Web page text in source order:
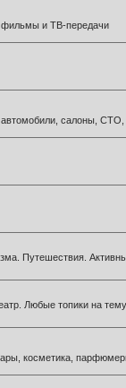
фильмы и ТВ-передачи
салоны, СТО,
Путешествия.
Любые топики на
косметика,